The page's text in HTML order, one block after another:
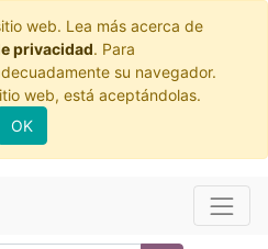
web. Lea más acerca de
privacidad. Para
su navegador.
web, está aceptándolas.
OK